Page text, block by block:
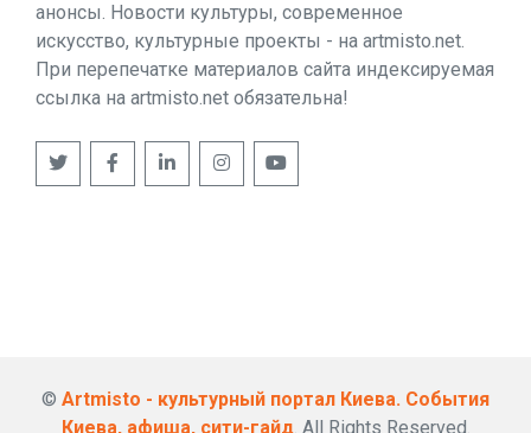
анонсы. Новости культуры, современное
искусство, культурные проекты - на artmisto.net.
При перепечатке материалов сайта индексируемая
ссылка на artmisto.net обязательна!
© Artmisto - культурный портал Киева. События
Киева, афиша, сити-гайд. All Rights Reserved.